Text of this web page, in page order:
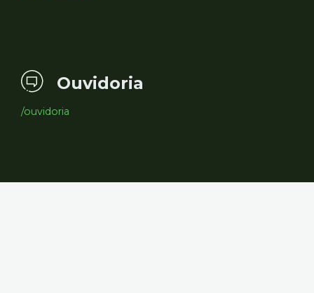
Ouvidoria
/ouvidoria